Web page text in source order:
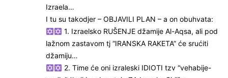
Izraela…
I tu su takodjer – OBJAVILI PLAN – a on obuhvata:
1. Izraelsko RUŠENJE džamije Al-Aqsa, ali pod
lažnom zastavom tj “IRANSKA RAKETA” će srućiti
džamiju…
2. Time će oni izraleski IDIOTI tzv “vehabije-